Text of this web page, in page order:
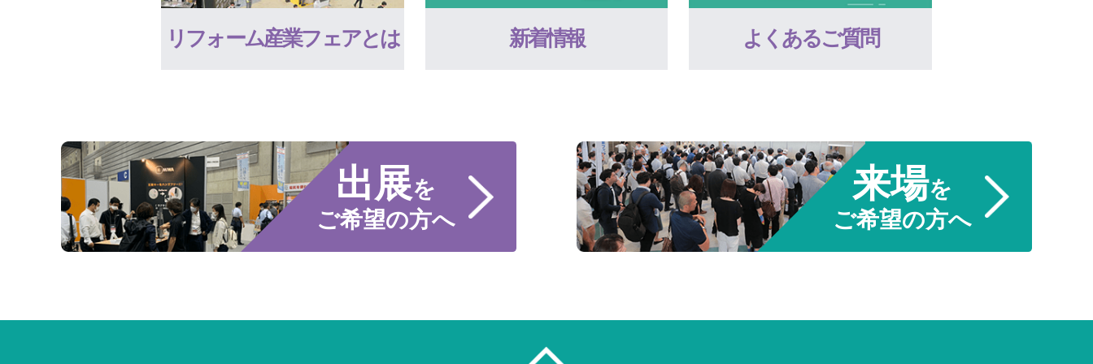
リフォーム産業フェアとは 新着情報 よくあるご質問
出展を
ご希望の方へ
来場を
ご希望の方へ